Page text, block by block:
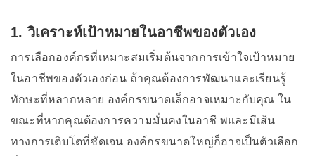
1. วิเคราะห์เป้าหมายในอาชีพของตัวเอง
การเลือกองค์กรที่เหมาะสมเริ่มต้นจากการเข้าใจเป้าหมาย
ในอาชีพของตัวเองก่อน ถ้าคุณต้องการพัฒนาและเรียนรู้
ทักษะที่หลากหลาย องค์กรขนาดเล็กอาจเหมาะกับคุณ ใน
ขณะที่หากคุณต้องการความมั่นคงในอาชี พและมีเส้น
ทางการเติบโตที่ชัดเจน องค์กรขนาดใหญ่ก็อาจเป็นตัวเลือก